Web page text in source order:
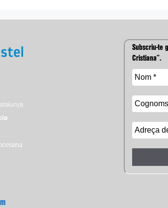
Subscriu-te
Cristiana”.